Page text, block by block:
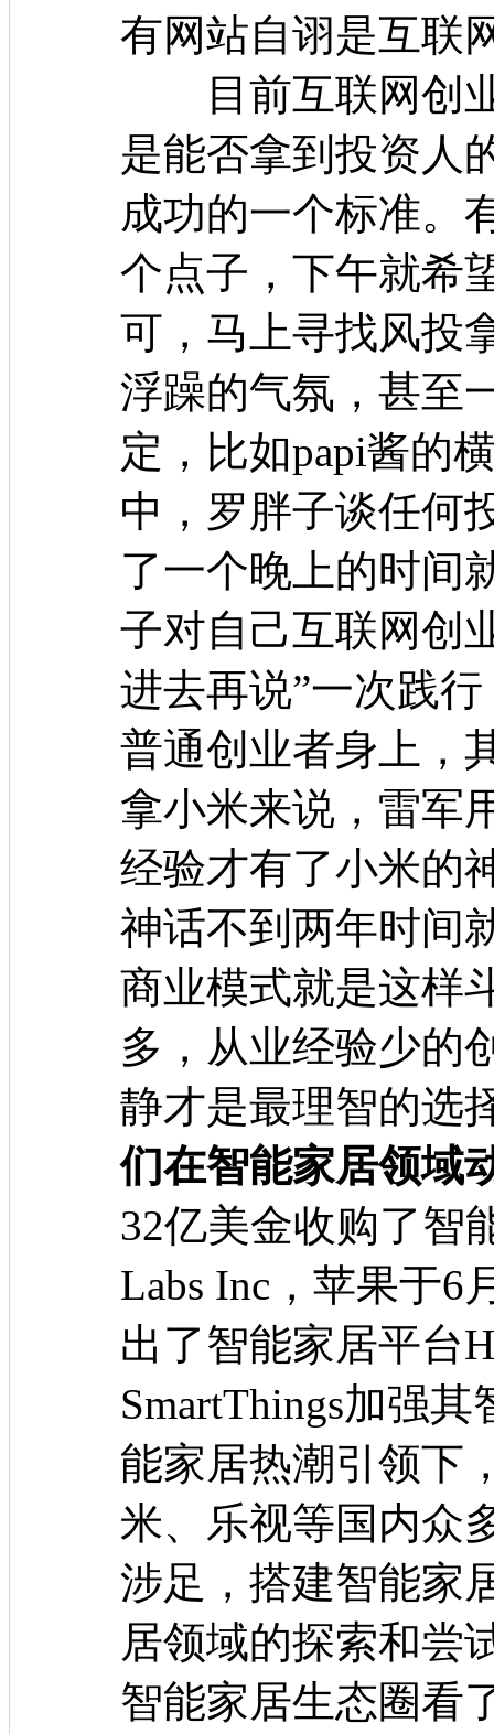
有网站自诩是互联
目前互联网创业
是能否拿到投资人
成功的一个标准。
个点子，下午就希
可，马上寻找风投
浮躁的气氛，甚至
定，比如papi酱的
中，罗胖子谈任何
了一个晚上的时间
子对自己互联网创
进去再说”一次践
普通创业者身上，
拿小米来说，雷军
经验才有了小米的
神话不到两年时间
商业模式就是这样
多，从业经验少的
静才是最理智的选
们在智能家居领域
32亿美金收购了智
Labs Inc，苹果于6
出了智能家居平台
SmartThings加强
能家居热潮引领下
米、乐视等国内众
涉足，搭建智能家
居领域的探索和尝
智能家居生态圈看